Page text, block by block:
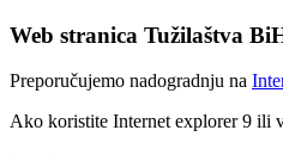
Web stranica Tužilaštva
Preporučujemo nadogradnju na
Ako koristite Internet explorer 9 ili